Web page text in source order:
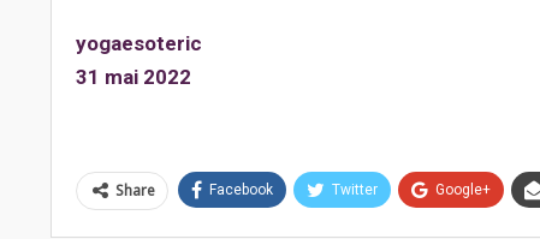
yogaesoteric
31 mai 2022
Share Facebook Twitter Google+